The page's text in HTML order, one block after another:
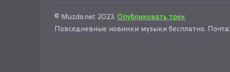
© Muzdo.net 2023. Опубликовать трек
Повседневные новинки музыки бесплатно. Почта: